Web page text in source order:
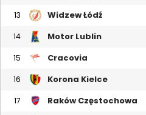
13 Widzew Łódź
14 Motor Lublin
15 Cracovia
16 Korona Kielce
17 Raków Częstochowa